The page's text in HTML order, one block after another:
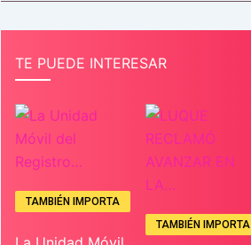
TE PUEDE INTERESAR
TAMBIÉN IMPORTA
TAMBIÉN IMPORTA